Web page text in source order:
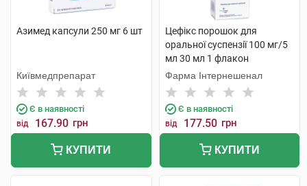
Азимед капсули 250 мг 6 шт
Київмедпрепарат
Є в наявності
від 167.90 грн
КУПИТИ
Цефікс порошок для
оральної суспензії 100 мг/5
мл 30 мл 1 флакон
Фарма Інтернешенал
Є в наявності
від 177.50 грн
КУПИТИ